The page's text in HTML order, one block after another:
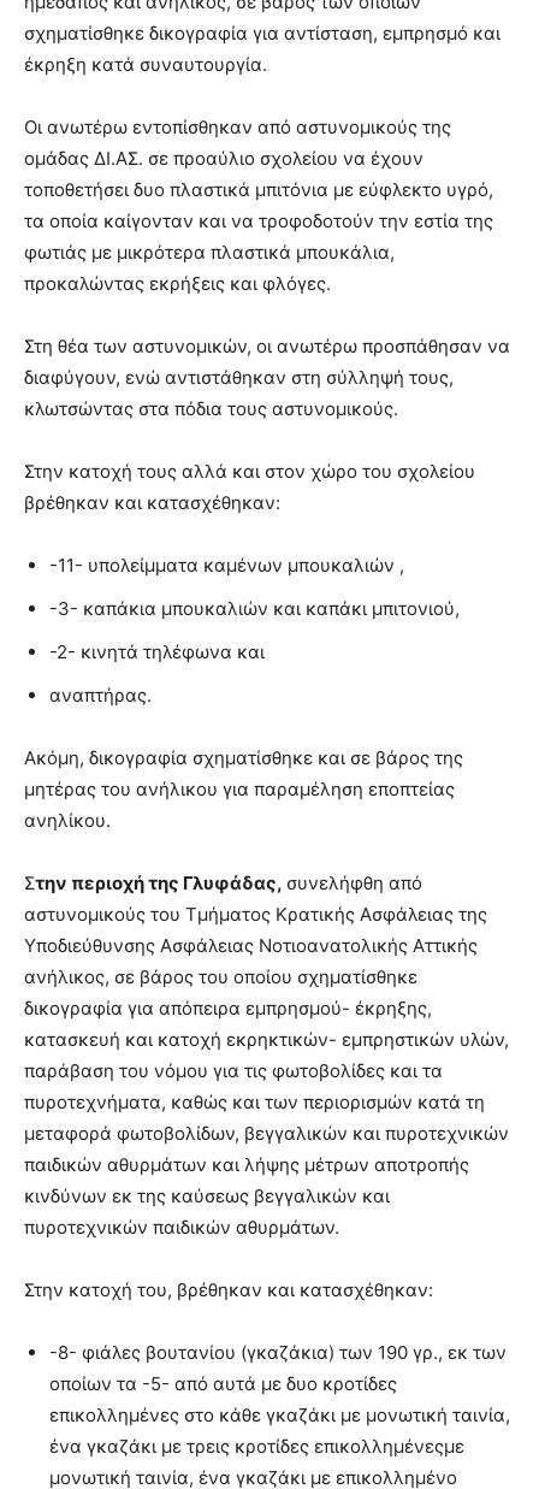
σχηματίσθηκε δικογραφία για αντίσταση, εμπρησμό και
έκρηξη κατά συναυτουργία.
Οι ανωτέρω εντοπίσθηκαν από αστυνομικούς της
ομάδας ΔΙ.ΑΣ. σε προαύλιο σχολείου να έχουν
τοποθετήσει δυο πλαστικά μπιτόνια με εύφλεκτο υγρό,
τα οποία καίγονταν και να τροφοδοτούν την εστία της
φωτιάς με μικρότερα πλαστικά μπουκάλια,
προκαλώντας εκρήξεις και φλόγες.
Στη θέα των αστυνομικών, οι ανωτέρω προσπάθησαν να
διαφύγουν, ενώ αντιστάθηκαν στη σύλληψή τους,
κλωτσώντας στα πόδια τους αστυνομικούς.
Στην κατοχή τους αλλά και στον χώρο του σχολείου
βρέθηκαν και κατασχέθηκαν:
-11- υπολείμματα καμένων μπουκαλιών ,
-3- καπάκια μπουκαλιών και καπάκι μπιτονιού,
-2- κινητά τηλέφωνα και
αναπτήρας.
Ακόμη, δικογραφία σχηματίσθηκε και σε βάρος της
μητέρας του ανήλικου για παραμέληση εποπτείας
ανηλίκου.
Στην περιοχή της Γλυφάδας, συνελήφθη από
αστυνομικούς του Τμήματος Κρατικής Ασφάλειας της
Υποδιεύθυνσης Ασφάλειας Νοτιοανατολικής Αττικής
ανήλικος, σε βάρος του οποίου σχηματίσθηκε
δικογραφία για απόπειρα εμπρησμού- έκρηξης,
κατασκευή και κατοχή εκρηκτικών- εμπρηστικών υλών,
παράβαση του νόμου για τις φωτοβολίδες και τα
πυροτεχνήματα, καθώς και των περιορισμών κατά τη
μεταφορά φωτοβολίδων, βεγγαλικών και πυροτεχνικών
παιδικών αθυρμάτων και λήψης μέτρων αποτροπής
κινδύνων εκ της καύσεως βεγγαλικών και
πυροτεχνικών παιδικών αθυρμάτων.
Στην κατοχή του, βρέθηκαν και κατασχέθηκαν:
-8- φιάλες βουτανίου (γκαζάκια) των 190 γρ., εκ των
οποίων τα -5- από αυτά με δυο κροτίδες
επικολλημένες στο κάθε γκαζάκι με μονωτική ταινία,
ένα γκαζάκι με τρεις κροτίδες επικολλημένεςμε
μονωτική ταινία, ένα γκαζάκι με επικολλημένο